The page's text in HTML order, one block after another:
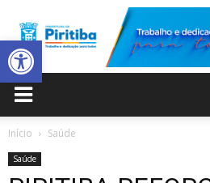
Abrir a barra de ferramentas
Início Saúde
Saúde